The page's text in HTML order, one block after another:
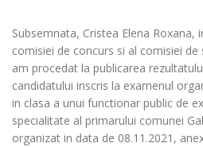
Subsemnata, Cristea Elena Roxana,
comisiei de concurs si al comisiei
am procedat la publicarea
candidatului inscris la examenul
in clasa a unui functionar public de
specialitate al primarului comunei
organizat in data de 08.11.2021,